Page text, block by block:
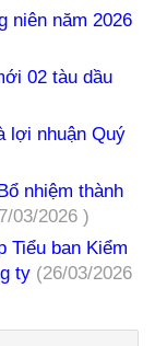
niên năm 2026
02 tàu dầu
lợi nhuận Quý
nhiệm thành
03/2026 )
Tiểu ban Kiểm
ty (26/03/2026